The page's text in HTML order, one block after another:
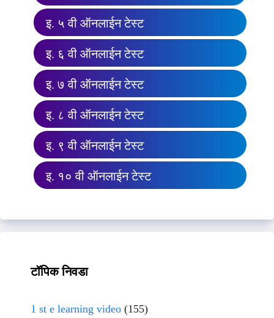
इ. ५ वी ऑनलाईन टेस्ट
इ. ६ वी ऑनलाईन टेस्ट
इ. ७ वी ऑनलाईन टेस्ट
इ. ८ वी ऑनलाईन टेस्ट
इ. ९ वी ऑनलाईन टेस्ट
इ. १० वी ऑनलाईन टेस्ट
टॉपिक निवडा
1 st e learning video (155)